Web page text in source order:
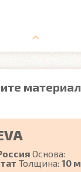
Основа:
Толщина: 10